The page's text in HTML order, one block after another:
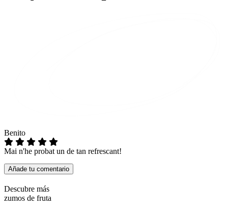
Benito
Mai n'he probat un de tan refrescant!
Añade tu comentario
Descubre más
zumos de fruta